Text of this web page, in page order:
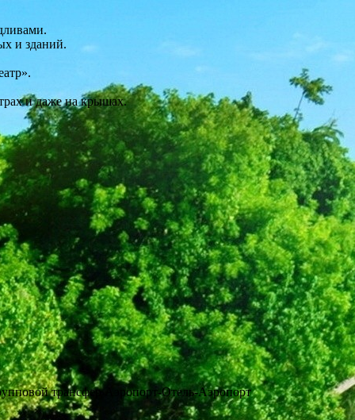
и зданий.
и даже на крышах.
трансфер Аэропорт-Отель-Аэропорт